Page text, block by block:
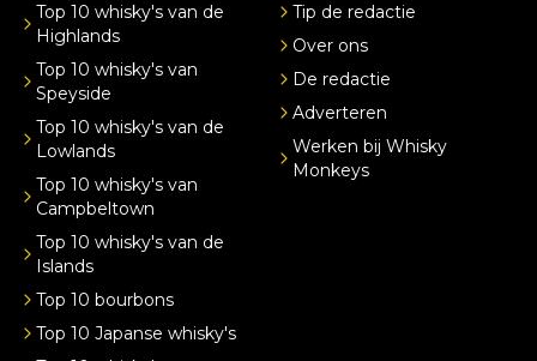
Top 10 whisky's van de
Highlands
Top 10 whisky's van
Speyside
Top 10 whisky's van de
Lowlands
Top 10 whisky's van
Campbeltown
Top 10 whisky's van de
Islands
Top 10 bourbons
Top 10 Japanse whisky's
Tip de redactie
Over ons
De redactie
Adverteren
Werken bij Whisky
Monkeys